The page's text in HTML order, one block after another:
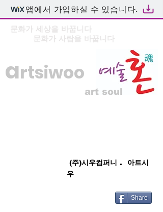
앱에서 가입하실 수 있습니다.
문화가 세상을 바꿉니다
문화가 사람을 바꿉니다
artsiwoo
art soul
(주)시우컴퍼니 . 아트시
우
Share